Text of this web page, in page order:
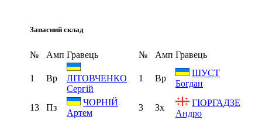
Запасний склад
№ Амп Гравець № Амп Гравець
1 Вр
ЛІТОВЧЕНКО
Сергій
1 Вр
ШУСТ
Богдан
13 Пз
ЧОРНІЙ
Артем
3 Зх
ГІОРГАДЗЕ
Андро